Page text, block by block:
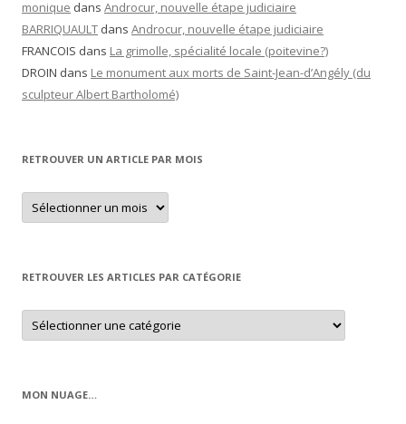
monique dans Androcur, nouvelle étape judiciaire
BARRIQUAULT dans Androcur, nouvelle étape judiciaire
FRANCOIS dans La grimolle, spécialité locale (poitevine?)
DROIN dans Le monument aux morts de Saint-Jean-d’Angély (du
sculpteur Albert Bartholomé)
RETROUVER UN ARTICLE PAR MOIS
Retrouver
un
article
RETROUVER LES ARTICLES PAR CATÉGORIE
Retrouver
les
articles
MON NUAGE…